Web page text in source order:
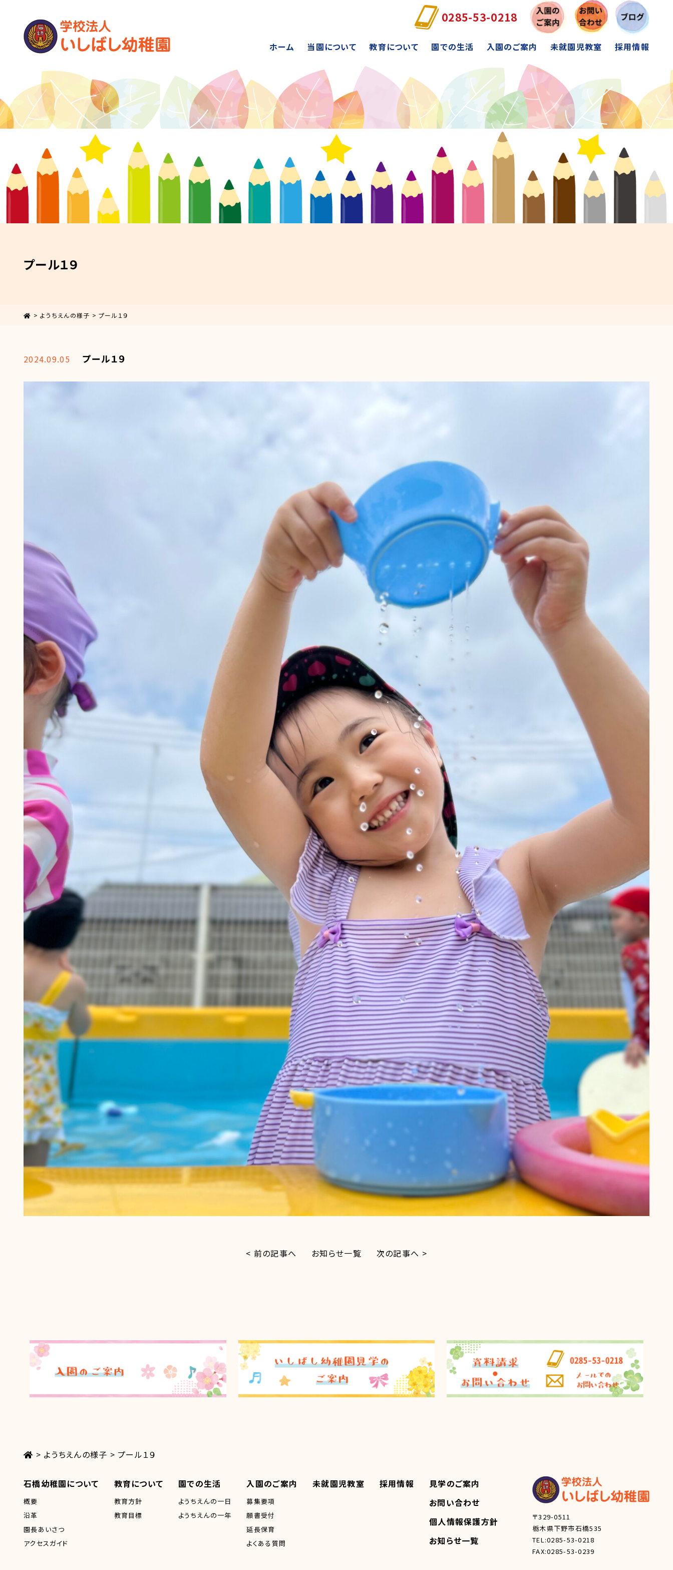
0285-53-0218
ホーム 当園について 教育について 園での生活 入園のご案内 未就園児教室 採用情報
プール１９
>ようちえんの様子 >プール１９
2024.09.05 プール１９
< 前の記事へ お知らせ一覧 次の記事へ >
> ようちえんの様子 > プール１９
石橋幼稚園について
概要
沿革
園長あいさつ
アクセスガイド
教育について
教育方針
教育目標
園での生活
ようちえんの一日
ようちえんの一年
入園のご案内
募集要項
願書受付
延長保育
よくある質問
未就園児教室 採用情報
見学のご案内
お問い合わせ
個人情報保護方針
お知らせ一覧
〒329-0511
栃木県下野市石橋535
TEL:0285-53-0218
FAX:0285-53-0239